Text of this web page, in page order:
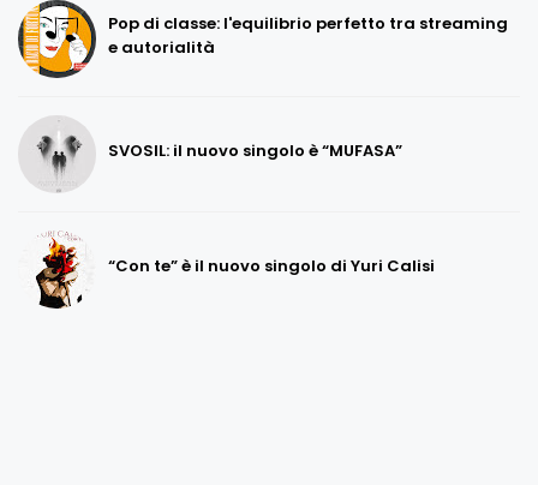
Pop di classe: l'equilibrio perfetto tra streaming
e autorialità
SVOSIL: il nuovo singolo è “MUFASA”
“Con te” è il nuovo singolo di Yuri Calisi